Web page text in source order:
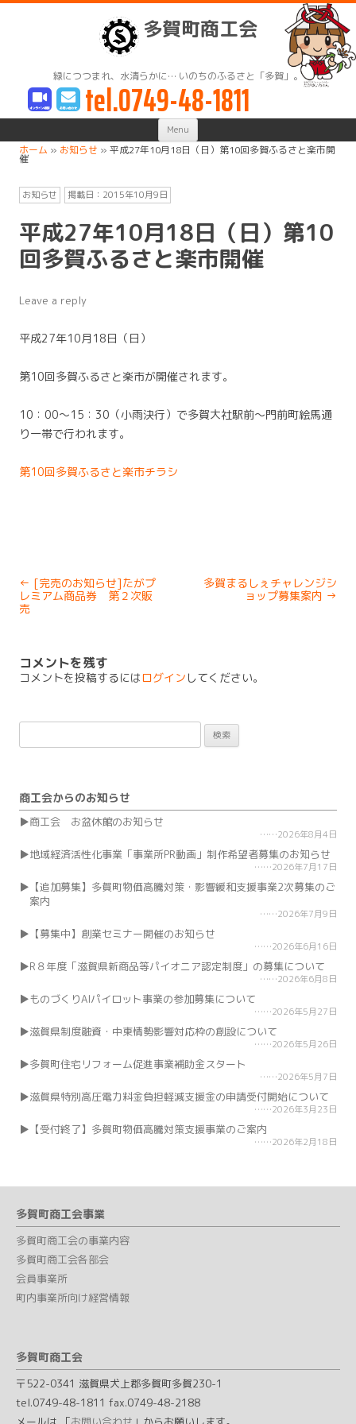
多賀町商工会
緑につつまれ、水清らかに… いのちのふるさと「多賀」。
tel.0749-48-1811
Menu Skip
content
ホーム » お知らせ » 平成27年10月18日（日）第10回多賀ふるさと楽市開
催
お知らせ 掲載日： 2015年10月9日
平成27年10月18日（日）第10
回多賀ふるさと楽市開催
Leave a reply
平成27年10月18日（日）
第10回多賀ふるさと楽市が開催されます。
10：00～15：30（小雨決行）で多賀大社駅前～門前町絵馬通
り一帯で行われます。
第10回多賀ふるさと楽市チラシ
Post
navigation
← [完売のお知らせ]たがプ
レミアム商品券 第２次販
売
多賀まるしぇチャレンジシ
ョップ募集案内 →
コメントを残す
コメントを投稿するにはログイン してください。
索:
商工会からのお知らせ
商工会 お盆休館のお知らせ
2026年8月4日
地域経済活性化事業「事業所PR動画」制作希望者募集のお知らせ
2026年7月17日
【追加募集】多賀町物価高騰対策・影響緩和支援事業2次募集のご
案内
2026年7月9日
【募集中】創業セミナー開催のお知らせ
2026年6月16日
R８年度「滋賀県新商品等パイオニア認定制度」の募集について
2026年6月8日
ものづくりAIパイロット事業の参加募集について
2026年5月27日
滋賀県制度融資・中東情勢影響対応枠の創設について
2026年5月26日
多賀町住宅リフォーム促進事業補助金スタート
2026年5月7日
滋賀県特別高圧電力料金負担軽減支援金の申請受付開始について
2026年3月23日
【受付終了】多賀町物価高騰対策支援事業のご案内
2026年2月18日
多賀町商工会事業
多賀町商工会の事業内容
多賀町商工会各部会
会員事業所
町内事業所向け経営情報
多賀町商工会
〒522-0341 滋賀県犬上郡多賀町多賀230-1
tel.0749-48-1811 fax.0749-48-2188